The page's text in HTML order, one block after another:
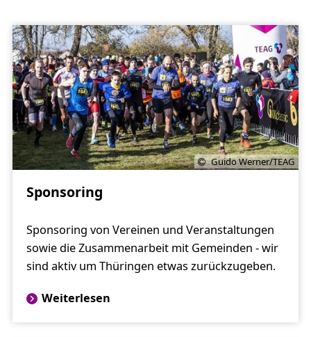
Guido Werner/TEAG
Sponsoring
Sponsoring von Vereinen und Veranstaltungen
sowie die Zusammenarbeit mit Gemeinden - wir
sind aktiv um Thüringen etwas zurückzugeben.
Weiterlesen